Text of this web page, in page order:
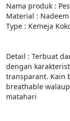
Nama produk :
Material :
Type : Kemeja
Detail : Terbuat
dengan
transparant. Kain
breathable
matahari